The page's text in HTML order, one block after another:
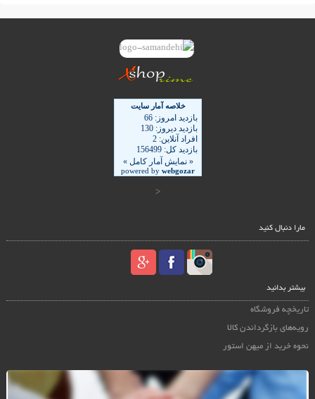
<
مارا دنبال کنید
بیشتر بدانید
تاریخچه فروشگاه
رویه‌های بازگرداندن کالا
نحوه خرید از میهن استور